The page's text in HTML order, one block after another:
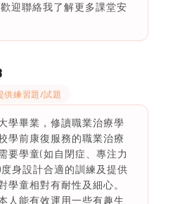
迎聯絡我了解更多課堂安
供練習題/試題
學畢業，修讀職業治療學
學前康復服務的職業治療
要學童(如自閉症、專注力
身設計合適的訓練及提供
學童相對有耐性及細心。
人能有效運用一些有趣生